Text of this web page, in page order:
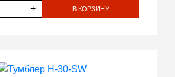
+ В КОРЗИНУ